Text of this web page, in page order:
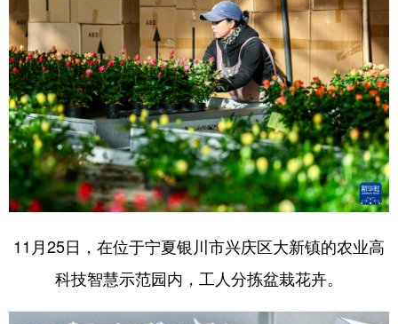
11月25日，在位于宁夏银川市兴庆区大新镇的农业高
科技智慧示范园内，工人分拣盆栽花卉。